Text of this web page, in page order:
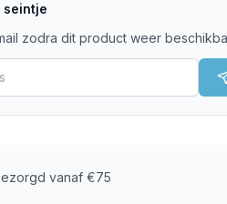
seintje
zodra dit product weer
vanaf €75